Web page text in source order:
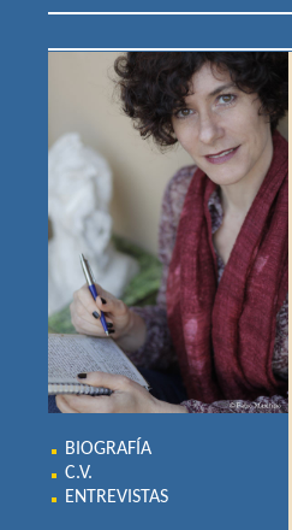
BIOGRAFÍA
C.V.
ENTREVISTAS